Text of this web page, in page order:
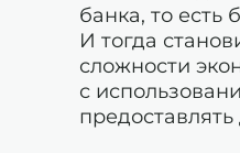
банка, то есть
И тогда
сложности
с
предоставлять